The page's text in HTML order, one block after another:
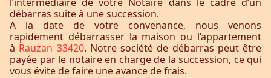
débarras suite à une succession.
A la date de votre convenance, nous venons
rapidement débarrasser la maison ou l’appartement
à Rauzan 33420. Notre société de débarras peut être
payée par le notaire en charge de la succession, ce qui
vous évite de faire une avance de frais.